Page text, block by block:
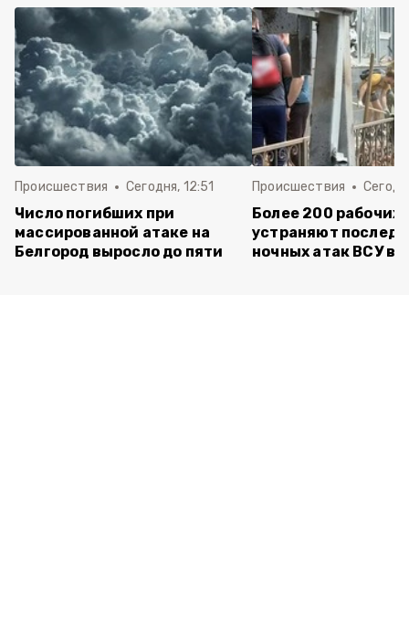
Происшествия Сегодня, 12:51
Число погибших при
массированной атаке на
Белгород выросло до пяти
Происшествия
Более 200 рабочих
устраняют
ночных атак ВСУ в